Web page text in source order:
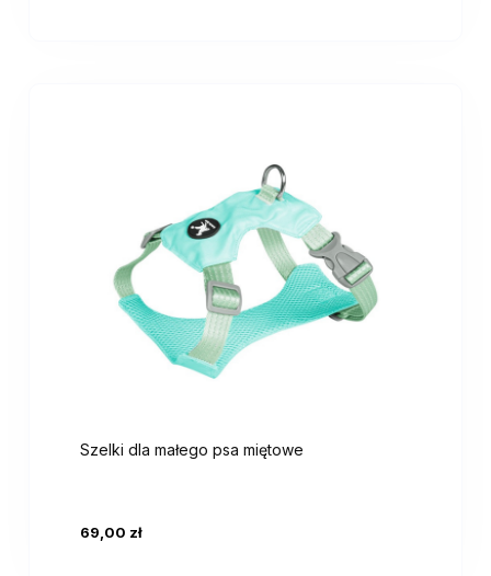
Szelki dla małego psa miętowe
69,00 zł